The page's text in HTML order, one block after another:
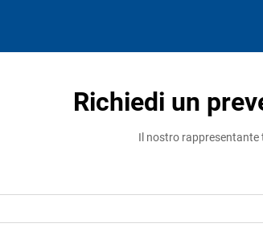
Richiedi un
Il nostro